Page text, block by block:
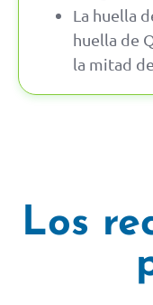
La huella
huella de
la mitad
Los